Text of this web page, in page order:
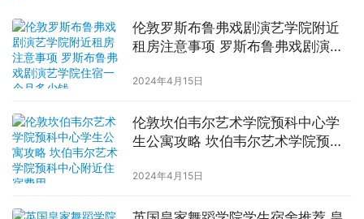
伦敦罗斯布鲁弗戏剧演艺学院附近
租房注意事项 罗斯布鲁弗戏剧演艺
2024年4月15日
伦敦坎伯韦尔艺术学院预科中心学
生公寓攻略 坎伯韦尔艺术学院预科
2024年4月15日